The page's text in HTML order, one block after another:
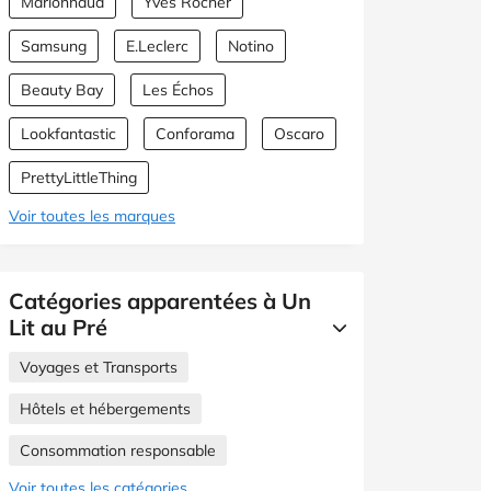
Samsung E.Leclerc Notino
Beauty Bay Les Échos
Lookfantastic Conforama Oscaro
PrettyLittleThing
Voir toutes les marques
Catégories apparentées à Un
Lit au Pré
Voyages et Transports
Hôtels et hébergements
Consommation responsable